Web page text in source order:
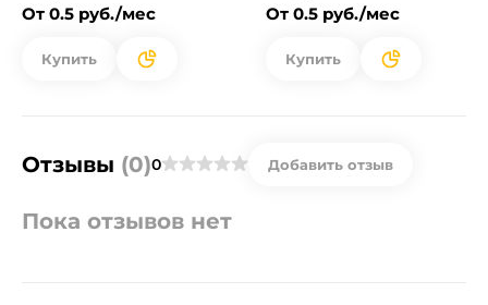
От 0.5 руб./мес
Купить
От 0.5 руб./мес
Купить
Отзывы (0)0 Добавить отзыв
Пока отзывов нет